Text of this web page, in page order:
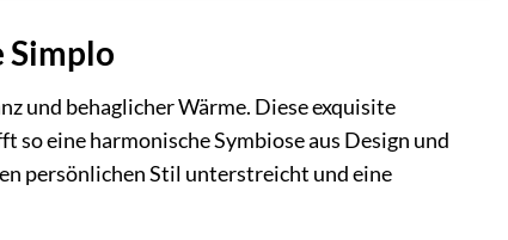
Simplo
und behaglicher Wärme. Diese exquisite
so eine harmonische Symbiose aus Design und
persönlichen Stil unterstreicht und eine